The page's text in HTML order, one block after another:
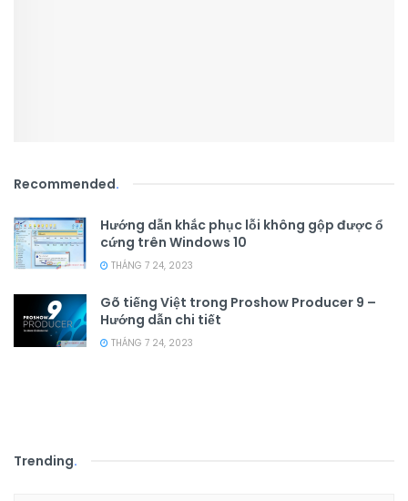
Recommended.
Hướng dẫn khắc phục lỗi không gộp được ổ
cứng trên Windows 10
THÁNG 7 24, 2023
Gõ tiếng Việt trong Proshow Producer 9 –
Hướng dẫn chi tiết
THÁNG 7 24, 2023
Trending.